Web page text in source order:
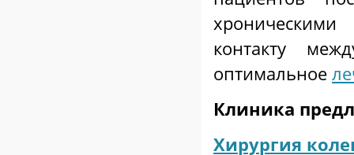
контакту
оптимальное
Клиника
Хирургия